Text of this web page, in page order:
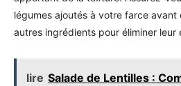
légumes ajoutés à votre farce avant
autres ingrédients pour éliminer leur
lire Salade de Lentilles :